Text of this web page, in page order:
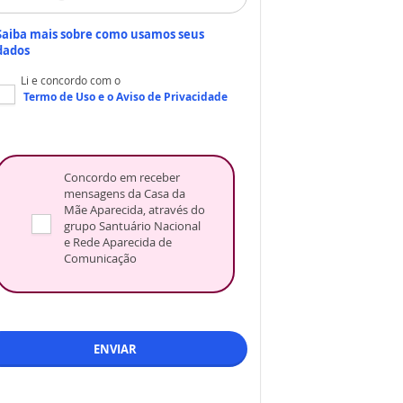
mais sobre como usamos seus
Li e concordo com o
Termo de Usoe oAviso de Privacidade
Concordo em receber
mensagens da Casa da
Mãe Aparecida, através do
grupo Santuário Nacional
e Rede Aparecida de
Comunicação
ENVIAR